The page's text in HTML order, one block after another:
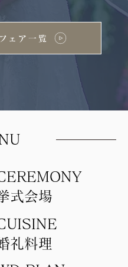
ェア一覧
式会場
礼料理